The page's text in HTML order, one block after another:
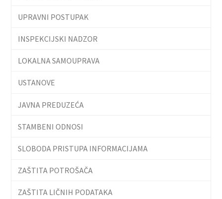
UPRAVNI POSTUPAK
INSPEKCIJSKI NADZOR
LOKALNA SAMOUPRAVA
USTANOVE
JAVNA PREDUZEĆA
STAMBENI ODNOSI
SLOBODA PRISTUPA INFORMACIJAMA
ZAŠTITA POTROŠAČA
ZAŠTITA LIČNIH PODATAKA